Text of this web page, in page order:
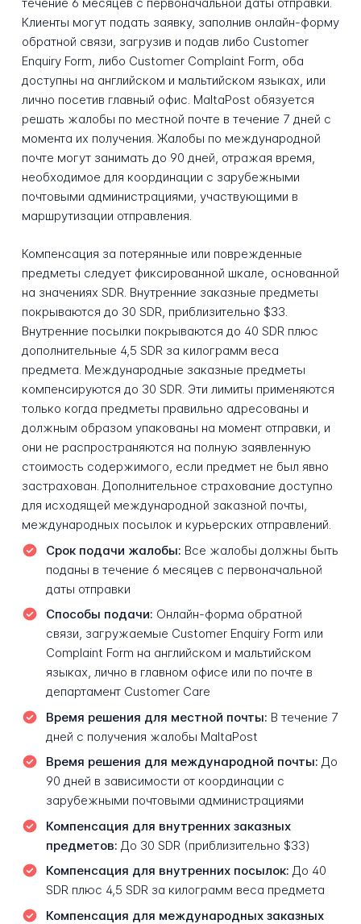
течение 6 месяцев с первоначальной даты отправки.
Клиенты могут подать заявку, заполнив онлайн-форму
обратной связи, загрузив и подав либо Customer
Enquiry Form, либо Customer Complaint Form, оба
доступны на английском и мальтийском языках, или
лично посетив главный офис. MaltaPost обязуется
решать жалобы по местной почте в течение 7 дней с
момента их получения. Жалобы по международной
почте могут занимать до 90 дней, отражая время,
необходимое для координации с зарубежными
почтовыми администрациями, участвующими в
маршрутизации отправления.
Компенсация за потерянные или поврежденные
предметы следует фиксированной шкале, основанной
на значениях SDR. Внутренние заказные предметы
покрываются до 30 SDR, приблизительно $33.
Внутренние посылки покрываются до 40 SDR плюс
дополнительные 4,5 SDR за килограмм веса
предмета. Международные заказные предметы
компенсируются до 30 SDR. Эти лимиты применяются
только когда предметы правильно адресованы и
должным образом упакованы на момент отправки, и
они не распространяются на полную заявленную
стоимость содержимого, если предмет не был явно
застрахован. Дополнительное страхование доступно
для исходящей международной заказной почты,
международных посылок и курьерских отправлений.
Срок подачи жалобы: Все жалобы должны быть
поданы в течение 6 месяцев с первоначальной
даты отправки
Способы подачи: Онлайн-форма обратной
связи, загружаемые Customer Enquiry Form или
Complaint Form на английском и мальтийском
языках, лично в главном офисе или по почте в
департамент Customer Care
Время решения для местной почты: В течение 7
дней с получения жалобы MaltaPost
Время решения для международной почты: До
90 дней в зависимости от координации с
зарубежными почтовыми администрациями
Компенсация для внутренних заказных
предметов: До 30 SDR (приблизительно $33)
Компенсация для внутренних посылок: До 40
SDR плюс 4,5 SDR за килограмм веса предмета
Компенсация для международных заказных